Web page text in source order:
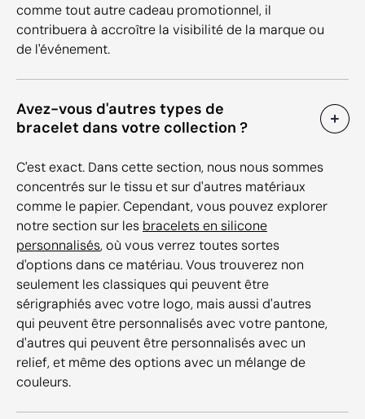
comme tout autre cadeau promotionnel, il
contribuera à accroître la visibilité de la marque ou
de l'événement.
Avez-vous d'autres types de
bracelet dans votre collection ?
C'est exact. Dans cette section, nous nous sommes
concentrés sur le tissu et sur d'autres matériaux
comme le papier. Cependant, vous pouvez explorer
notre section sur les bracelets en silicone
personnalisés, où vous verrez toutes sortes
d'options dans ce matériau. Vous trouverez non
seulement les classiques qui peuvent être
sérigraphiés avec votre logo, mais aussi d'autres
qui peuvent être personnalisés avec votre pantone,
d'autres qui peuvent être personnalisés avec un
relief, et même des options avec un mélange de
couleurs.